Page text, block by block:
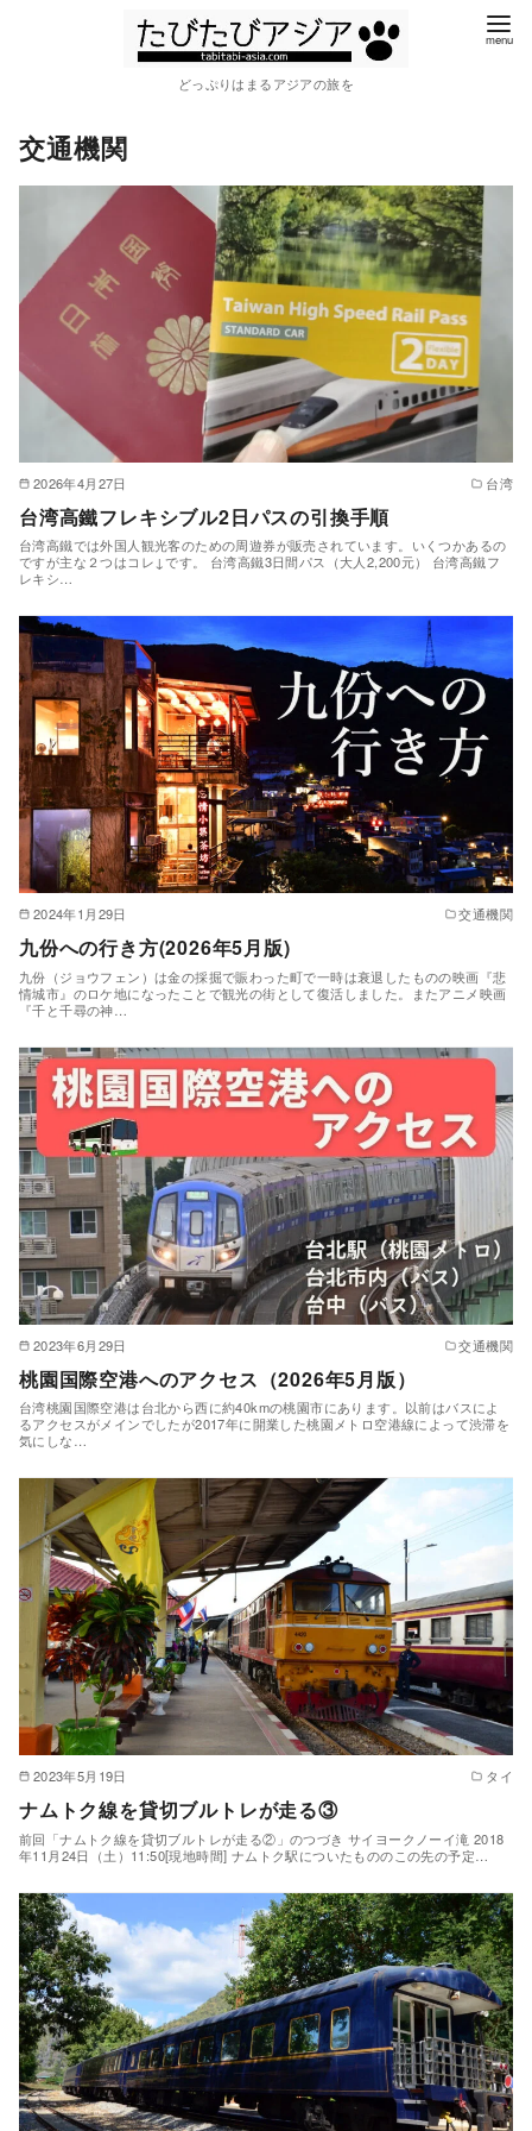
どっぷりはまるアジアの旅を
交通機関
2026年4月27日 台湾
台湾高鐵フレキシブル2日パスの引換手順
台湾高鐵では外国人観光客のための周遊券が販売されています。いくつかあるの
ですが主な２つはコレ↓です。 台湾高鐵3日間パス（大人2,200元） 台湾高鐵フ
レキシ…
2024年1月29日 交通機関
九份への行き方(2026年5月版)
九份（ジョウフェン）は金の採掘で賑わった町で一時は衰退したものの映画『悲
情城市』のロケ地になったことで観光の街として復活しました。またアニメ映画
『千と千尋の神…
2023年6月29日 交通機関
桃園国際空港へのアクセス（2026年5月版）
台湾桃園国際空港は台北から西に約40kmの桃園市にあります。以前はバスによ
るアクセスがメインでしたが2017年に開業した桃園メトロ空港線によって渋滞を
気にしな…
2023年5月19日 タイ
ナムトク線を貸切ブルトレが走る③
前回「ナムトク線を貸切ブルトレが走る②」のつづき サイヨークノーイ滝 2018
年11月24日（土）11:50[現地時間] ナムトク駅についたもののこの先の予定…